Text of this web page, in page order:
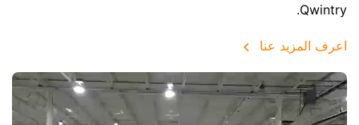
Qwintry.
اعرف المزيد عنا